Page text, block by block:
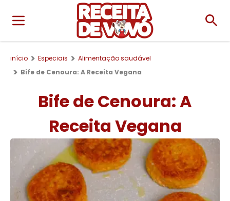
início Especiais
Alimentação saudável
Bife de Cenoura: A Receita Vegana
Bife de Cenoura: A
Receita Vegana